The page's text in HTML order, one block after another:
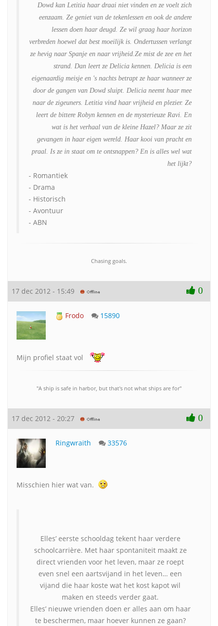
Dowd kan Letitia haar draai niet vinden en ze voelt zich
eenzaam. Ze geniet van de tekenlessen en ook de andere
lessen doen haar deugd. Ze wil graag haar horizon
verbreden hoewel dat best moeilijk is. Ondertussen verlangt
ze hevig naar Spanje en naar vrijheid.Ze mist de zee en het
strand. Dan leert ze Delicia kennen. Delicia is een
eigenaardig meisje en 's nachts betrapt ze haar wanneer ze
door de gangen van Dowd sluipt. Delicia neemt haar mee
naar de zigeuners. Letitia vind haar vrijheid en plezier. Ze
leert de bittere Robyn kennen en de mysterieuze Ravi. En
wat is het verhaal van de kleine Hazel? Maar ze zit
gevangen in haar eigen wereld. Haar kooi van pracht en
praal. Is ze in staat om te ontsnappen? En is alles wel wat
het lijkt?
- Romantiek
- Drama
- Historisch
- Avontuur
- ABN
Chasing goals.
17 dec 2012 - 15:49 0
Frodo 15890
Mijn profiel staat vol
"A ship is safe in harbor, but that's not what ships are for"
17 dec 2012 - 20:27 0
Ringwraith 33576
Misschien hier wat van.
Elles’ eerste schooldag tekent haar verdere
schoolcarrière. Met haar spontaniteit maakt ze
direct vrienden voor het leven, maar ze roept
even snel een aartsvijand in het leven… een
vijand die haar koste wat het kost kapot wil
maken en steeds verder gaat.
Elles’ nieuwe vrienden doen er alles aan om haar
te beschermen, maar hoever kunnen ze gaan?